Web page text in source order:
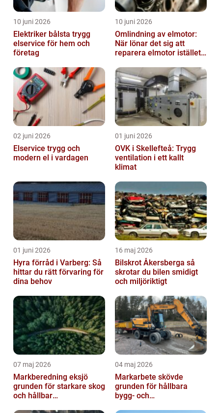
10 juni 2026
Elektriker bålsta trygg
elservice för hem och
företag
10 juni 2026
Omlindning av elmotor:
När lönar det sig att
reparera elmotor istället
02 juni 2026
Elservice trygg och
modern el i vardagen
01 juni 2026
OVK i Skellefteå: Trygg
ventilation i ett kallt
klimat
01 juni 2026
Hyra förråd i Varberg: Så
hittar du rätt förvaring för
dina behov
16 maj 2026
Bilskrot Åkersberga så
skrotar du bilen smidigt
och miljöriktigt
07 maj 2026
Markberedning eksjö
grunden för starkare skog
och hållbar
04 maj 2026
Markarbete skövde
grunden för hållbara
bygg- och